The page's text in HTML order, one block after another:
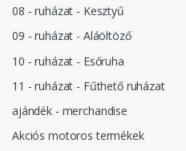
08 - ruházat - Kesztyű
09 - ruházat - Aláöltöző
10 - ruházat - Esőruha
11 - ruházat - Fűthető ruházat
ajándék - merchandise
Akciós motoros termékek